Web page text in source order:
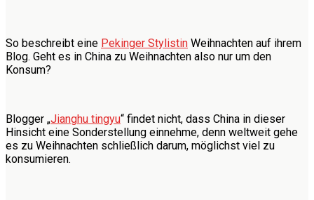
So beschreibt eine Pekinger Stylistin Weihnachten auf ihrem
Blog. Geht es in China zu Weihnachten also nur um den
Konsum?
Blogger „Jianghu tingyu“ findet nicht, dass China in dieser
Hinsicht eine Sonderstellung einnehme, denn weltweit gehe
es zu Weihnachten schließlich darum, möglichst viel zu
konsumieren.